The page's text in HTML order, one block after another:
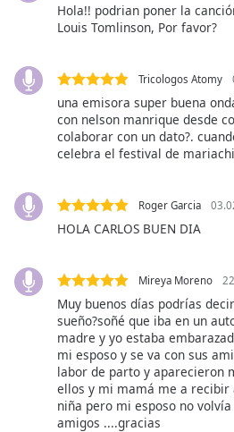
Beginning
dialog
window.
the
window.
Text
Color
Background
Hola!! podrian poner la
Louis Tomlinson, Por favor?
Tricologos Atomy
una emisora super buena
con nelson manrique desde
colaborar con un dato?.
celebra el festival de
Roger Garcia
HOLA CARLOS BUEN DIA
Mireya Moreno
Muy buenos días podrías
sueño?soñé que iba en un
madre y yo estaba
mi esposo y se va con sus
labor de parto y aparecieron
ellos y mi mamá me a recibir
niña pero mi esposo no
amigos ....gracias